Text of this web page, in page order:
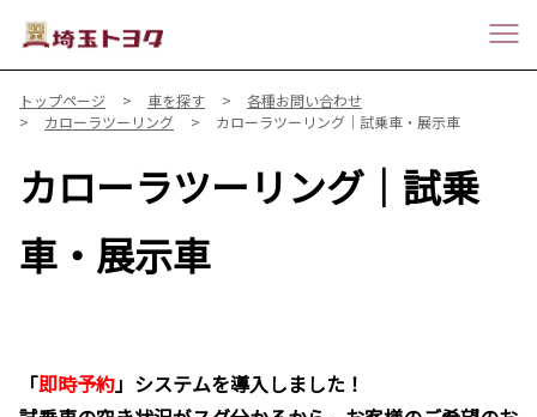
トップページ 車を探す
各種お問い合わせ
カローラツーリング
カローラツーリング｜試乗車・展示車
カローラツーリング｜試乗
車・展示車
「即時予約」システムを導入しました！